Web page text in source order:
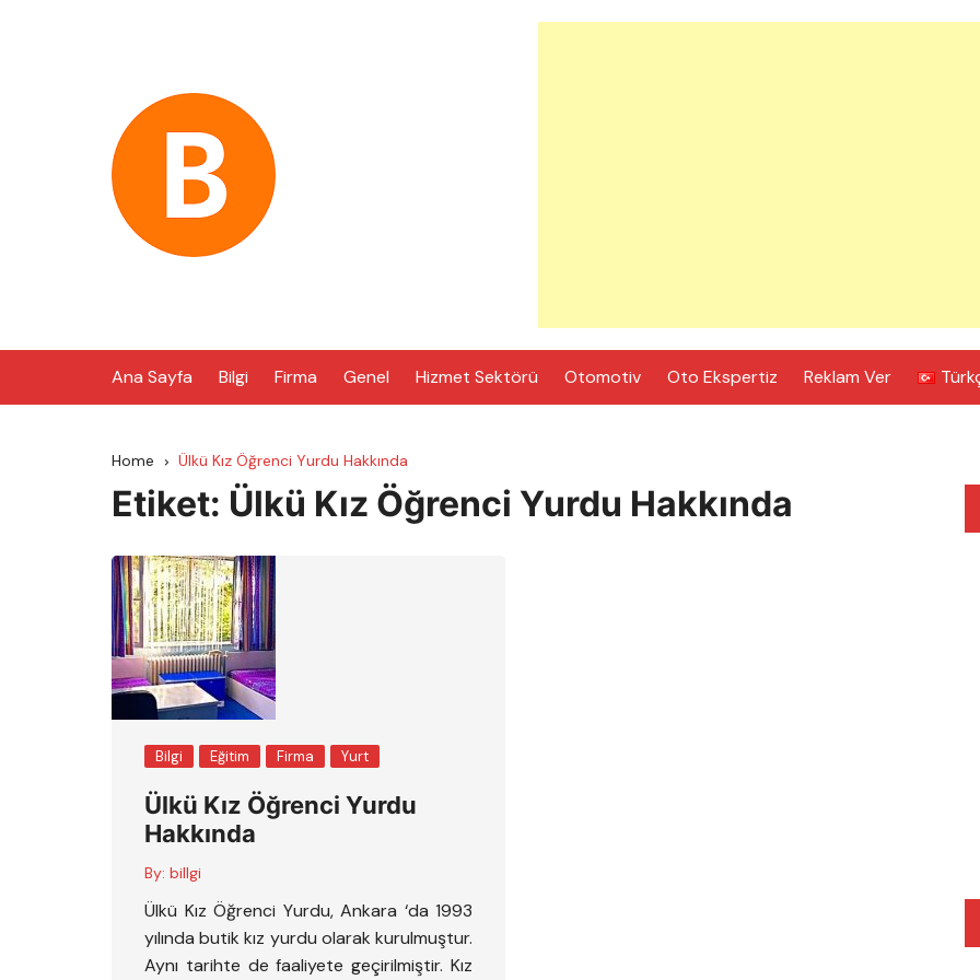
Ana Sayfa Bilgi Firma Genel Hizmet Sektörü Otomotiv Oto Ekspertiz Reklam Ver
Home Ülkü Kız Öğrenci Yurdu Hakkında
Etiket: Ülkü Kız Öğrenci Yurdu Hakkında
Bilgi Eğitim Firma Yurt
Ülkü Kız Öğrenci Yurdu
Hakkında
By: billgi
Ülkü Kız Öğrenci Yurdu, Ankara ‘da 1993
yılında butik kız yurdu olarak kurulmuştur.
Aynı tarihte de faaliyete geçirilmiştir. Kız